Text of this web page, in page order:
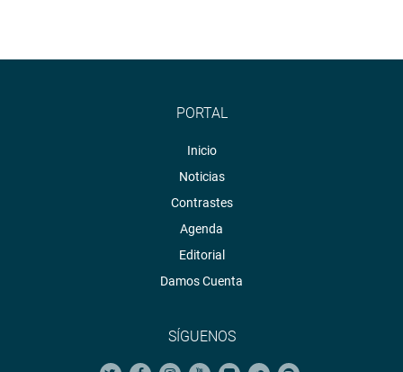
PORTAL
Inicio
Noticias
Contrastes
Agenda
Editorial
Damos Cuenta
SÍGUENOS